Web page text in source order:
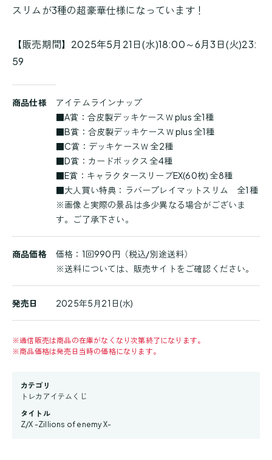
スリムが3種の超豪華仕様になっています！
【販売期間】2025年5月21日(水)18:00～6月3日(火)23:
59
品
商品仕様
アイテムラインナップ
■A賞：合皮製デッキケースＷ plus 全1種
■B賞：合皮製デッキケースＷ plus 全1種
■C賞：デッキケースＷ 全2種
■D賞：カードボックス 全4種
■E賞：キャラクタースリーブEX(60枚) 全8種
■大人買い特典：ラバープレイマットスリム 全1種
※画像と実際の景品は多少異なる場合がございま
す。ご了承下さい。
商品価格
価格：1回990円（税込/別途送料）
※送料については、販売サイトをご確認ください。
発売日 2025年5月21日(水)
※通信販売は商品の在庫がなくなり次第終了になります。
※商品価格は発売日当時の価格になります。
カテゴリ
トレカアイテムくじ
タイトル
Z/X -Zillions of enemy X-